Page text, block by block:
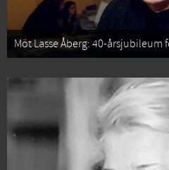
Möt Lasse Åberg: 40-årsjubileum